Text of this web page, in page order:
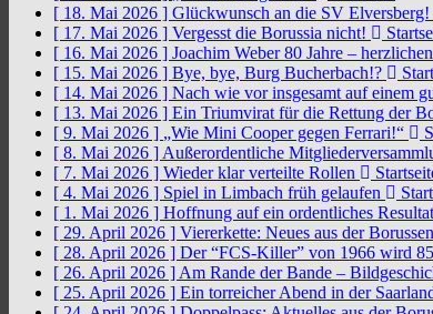
[ 18. Mai 2026 ] Glückwunsch an die SV Elversberg!
[ 17. Mai 2026 ] Vergesst die Borussia nicht!
[ 16. Mai 2026 ] Joachim Weber 80 Jahre –
[ 15. Mai 2026 ] Bye, bye, Burg Bucherbach!?
[ 14. Mai 2026 ] Nach wie vor insgesamt auf einem
[ 13. Mai 2026 ] Ein Triumvirat für die Rettung der
[ 9. Mai 2026 ] „Wie Mini Cooper gegen Ferrari!“
[ 8. Mai 2026 ] Außerordentliche
[ 7. Mai 2026 ] Wieder klar verteilte Rollen
[ 4. Mai 2026 ] Spiel in Limbach früh gelaufen
[ 1. Mai 2026 ] Hoffnung auf ein ordentliches Resultat
[ 29. April 2026 ] Viererkette: Neues aus der
[ 28. April 2026 ] Der “FCS-Killer” von 1966 wird
[ 26. April 2026 ] Am Rande der Bande –
[ 25. April 2026 ] Ein torreicher Abend in der